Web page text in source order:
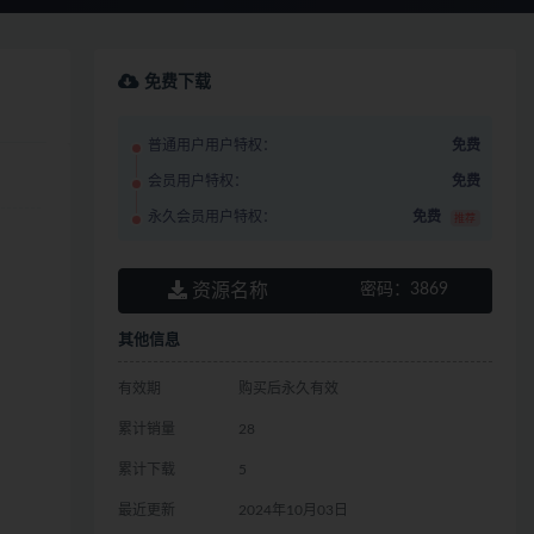
免费下载
普通用户用户特权： 免费
会员用户特权： 免费
永久会员用户特权： 免费 推荐
资源名称 密码： 3869
其他信息
有效期 购买后永久有效
累计销量 28
累计下载 5
最近更新 2024年10月03日